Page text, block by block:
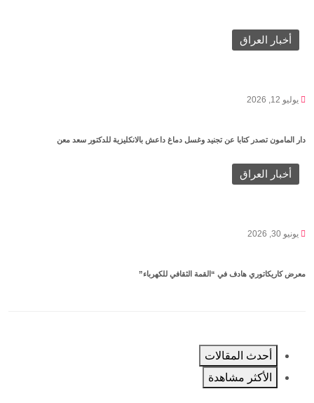
أخبار العراق
يوليو 12, 2026
دار المامون تصدر كتابا عن تجنيد وغسل دماغ داعش بالانكليزية للدكتور سعد معن
أخبار العراق
يونيو 30, 2026
معرض كاريكاتوري هادف في “القمة الثقافي للكهرباء”
أحدث المقالات
الأكثر مشاهدة